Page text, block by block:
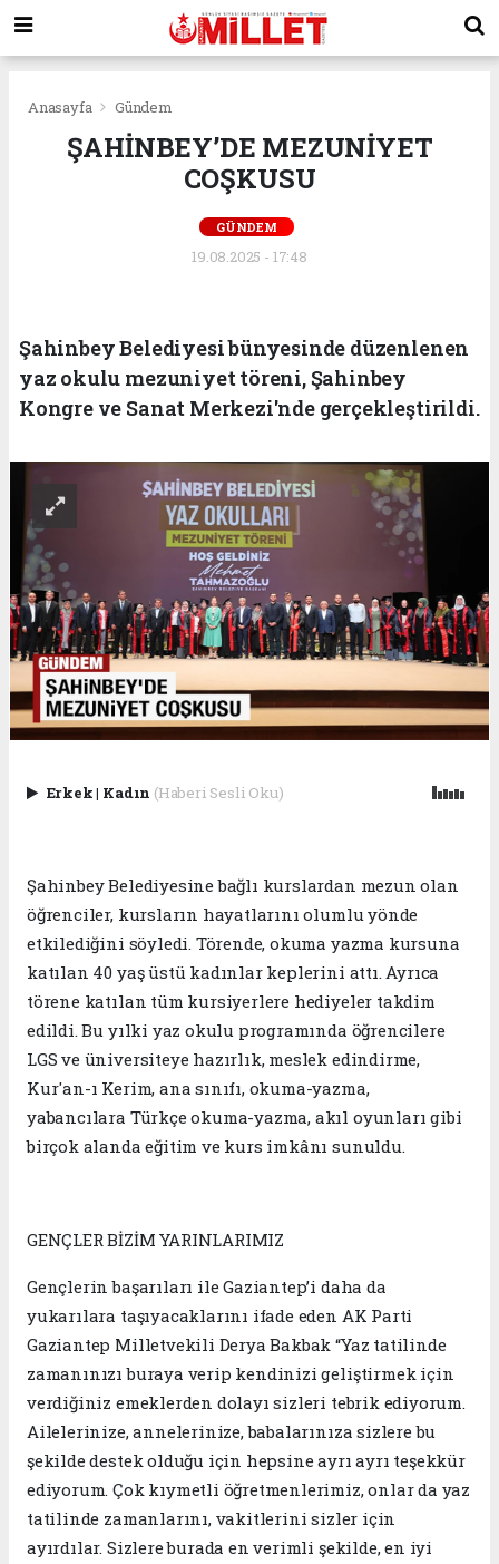
Anasayfa Gündem
ŞAHİNBEY’DE MEZUNİYET
COŞKUSU
GÜNDEM
19.08.2025 - 17:48
Şahinbey Belediyesi bünyesinde düzenlenen
yaz okulu mezuniyet töreni, Şahinbey
Kongre ve Sanat Merkezi'nde gerçekleştirildi.
Erkek| Kadın (Haberi Sesli Oku)
Şahinbey Belediyesine bağlı kurslardan mezun olan
öğrenciler, kursların hayatlarını olumlu yönde
etkilediğini söyledi. Törende, okuma yazma kursuna
katılan 40 yaş üstü kadınlar keplerini attı. Ayrıca
törene katılan tüm kursiyerlere hediyeler takdim
edildi. Bu yılki yaz okulu programında öğrencilere
LGS ve üniversiteye hazırlık, meslek edindirme,
Kur'an-ı Kerim, ana sınıfı, okuma-yazma,
yabancılara Türkçe okuma-yazma, akıl oyunları gibi
birçok alanda eğitim ve kurs imkânı sunuldu.
GENÇLER BİZİM YARINLARIMIZ
Gençlerin başarıları ile Gaziantep’i daha da
yukarılara taşıyacaklarını ifade eden AK Parti
Gaziantep Milletvekili Derya Bakbak “Yaz tatilinde
zamanınızı buraya verip kendinizi geliştirmek için
verdiğiniz emeklerden dolayı sizleri tebrik ediyorum.
Ailelerinize, annelerinize, babalarınıza sizlere bu
şekilde destek olduğu için hepsine ayrı ayrı teşekkür
ediyorum. Çok kıymetli öğretmenlerimiz, onlar da yaz
tatilinde zamanlarını, vakitlerini sizler için
ayırdılar. Sizlere burada en verimli şekilde, en iyi